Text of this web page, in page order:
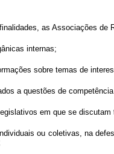
as Associações de
internas;
sobre temas de
a questões de
em que se
ou coletivas, na